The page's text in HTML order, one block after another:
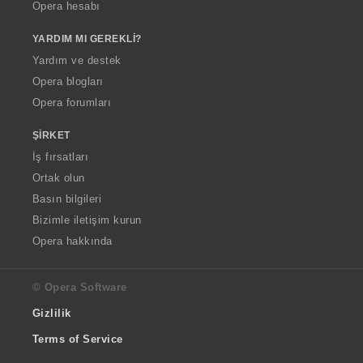
Opera hesabı
YARDIM MI GEREKLI?
Yardım ve destek
Opera blogları
Opera forumları
ŞIRKET
İş fırsatları
Ortak olun
Basın bilgileri
Bizimle iletişim kurun
Opera hakkında
© Opera Software
Gizlilik
Terms of Service